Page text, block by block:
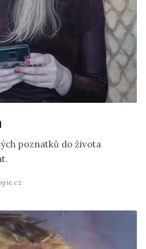
poznatků do života